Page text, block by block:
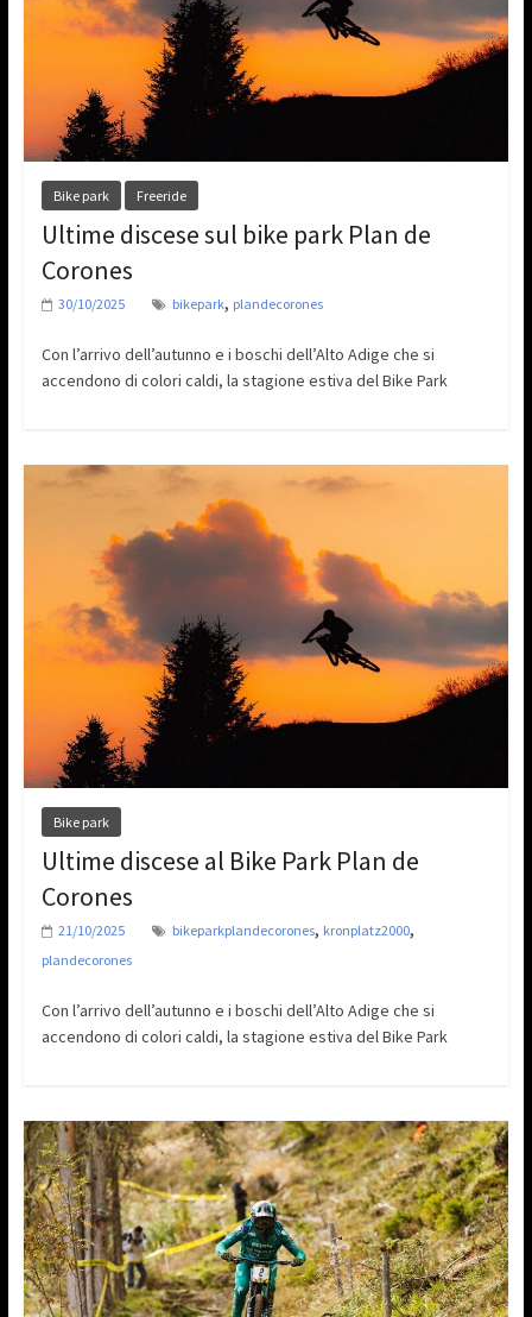
Bike park Freeride
Ultime discese sul bike park Plan de
Corones
30/10/2025 bikepark, plandecorones
Con l’arrivo dell’autunno e i boschi dell’Alto Adige che si
accendono di colori caldi, la stagione estiva del Bike Park
Bike park
Ultime discese al Bike Park Plan de
Corones
21/10/2025 bikeparkplandecorones, kronplatz2000,
plandecorones
Con l’arrivo dell’autunno e i boschi dell’Alto Adige che si
accendono di colori caldi, la stagione estiva del Bike Park